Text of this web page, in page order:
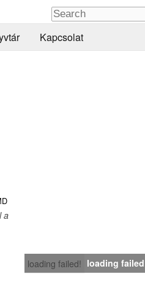
Kapcsolat
a
loading failed! loading